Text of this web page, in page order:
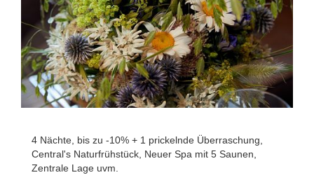
4 Nächte, bis zu -10% + 1 prickelnde Überraschung,
Central's Naturfrühstück, Neuer Spa mit 5 Saunen,
Zentrale Lage uvm.